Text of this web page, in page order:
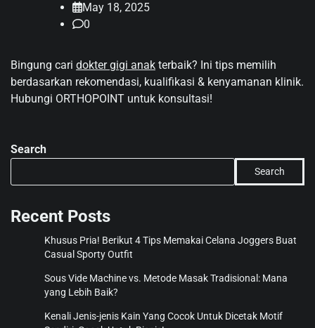
May 18, 2025
0
Bingung cari dokter gigi anak terbaik? Ini tips memilih
berdasarkan rekomendasi, kualifikasi & kenyamanan klinik.
Hubungi ORTHOPOINT untuk konsultasi!
Search
Search
Recent Posts
Khusus Pria! Berikut 4 Tips Memakai Celana Joggers Buat
Casual Sporty Outfit
Sous Vide Machine vs. Metode Masak Tradisional: Mana
yang Lebih Baik?
Kenali Jenis-jenis Kain Yang Cocok Untuk Dicetak Motif